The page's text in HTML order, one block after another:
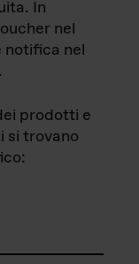
In
nel
notifica nel
prodotti e
si trovano